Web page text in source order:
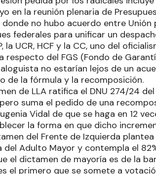
en la reunión plenaria de
no hubo acuerdo entre
federales para unificar un
la UCR, HCF y la CC, uno del
respecto del FGS (Fondo de
no estarían lejos de un
de la fórmula y la recomposición.
de LLA ratifica el DNU 274/24
suma el pedido de una
Vidal de que se haga en 12
la forma en que dicho
del Frente de Izquierda
del Adulto Mayor y contempla el
el dictamen de mayoría es de la
el primero que se somete a